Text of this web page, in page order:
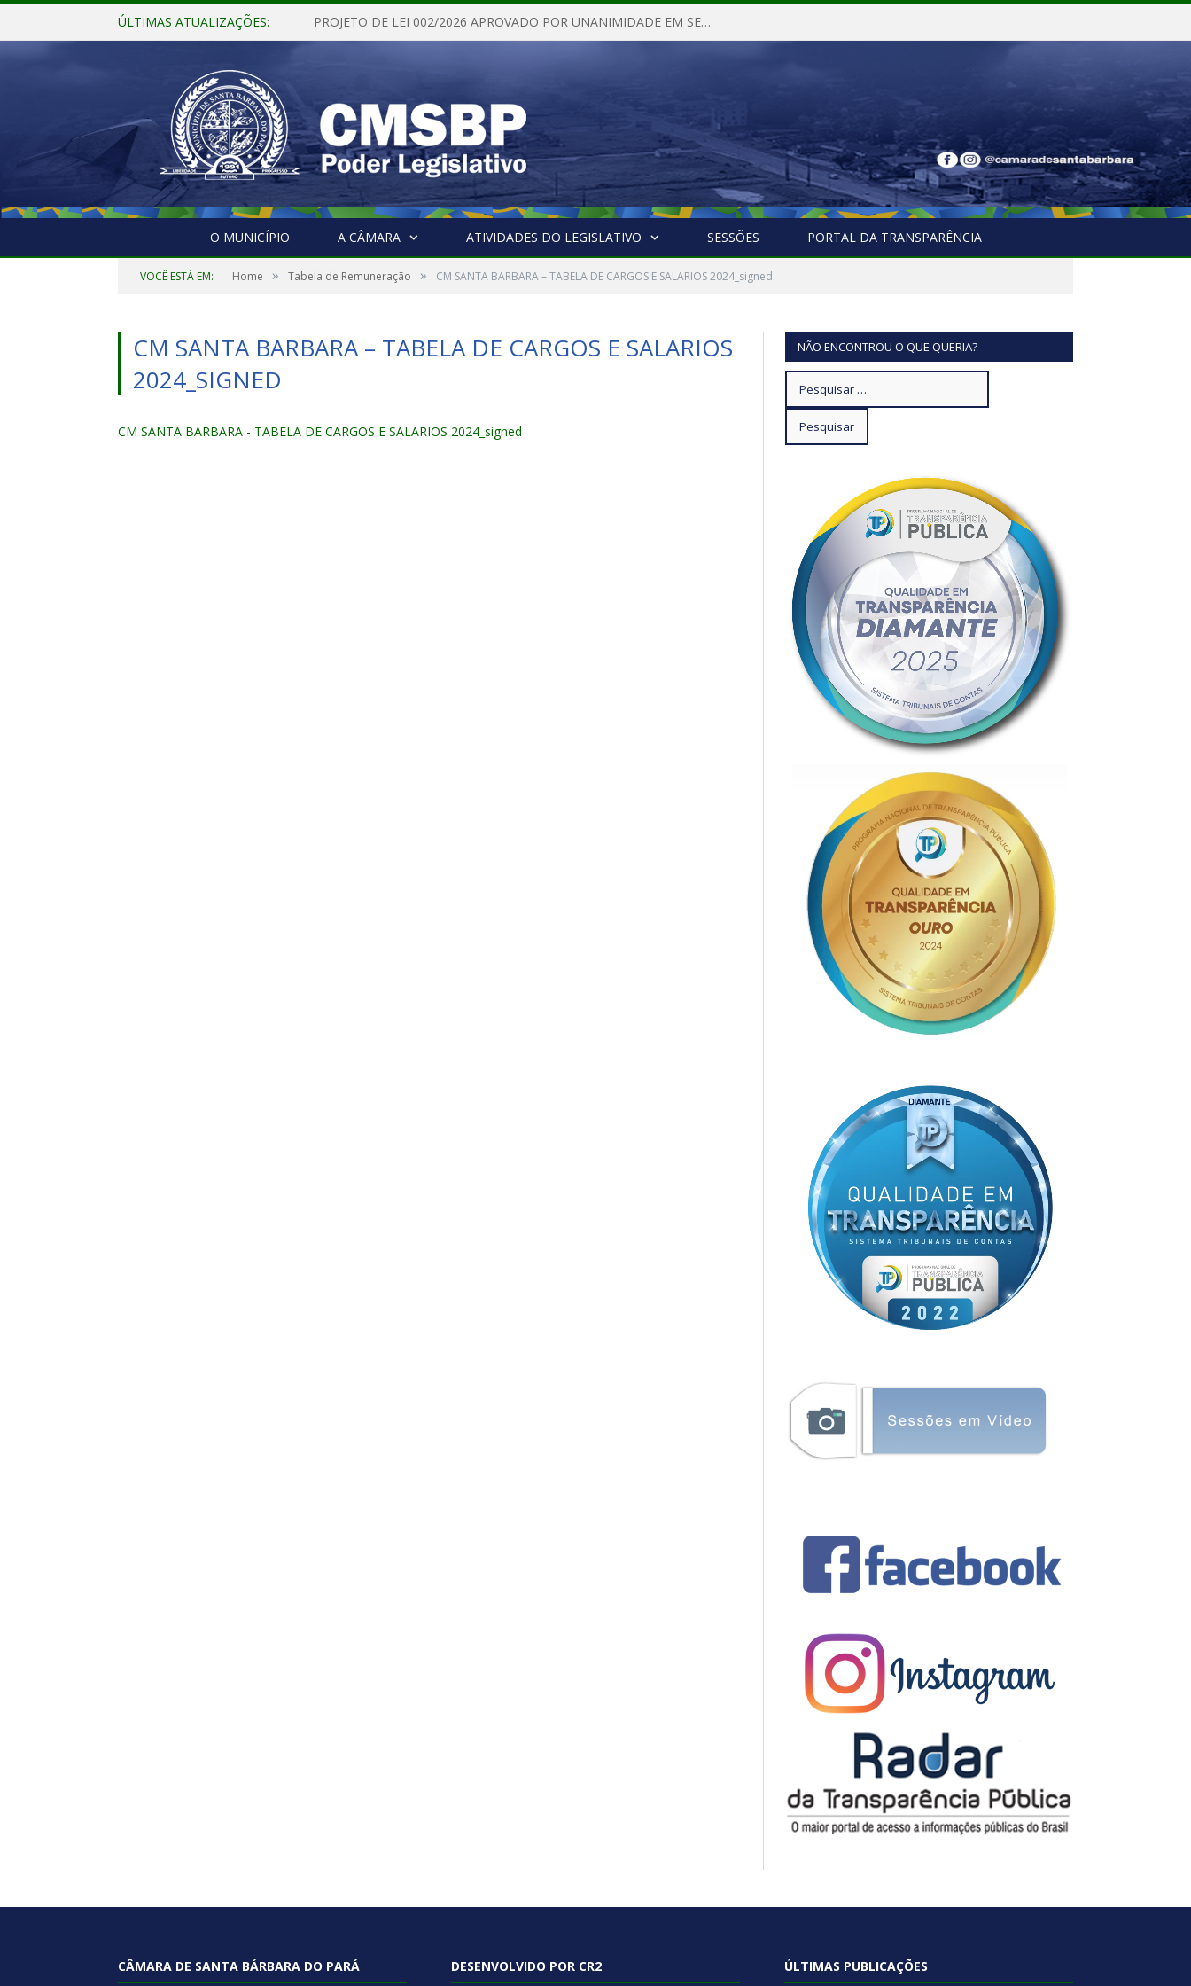
ÚLTIMAS ATUALIZAÇÕES: PROJETO DE LEI 002/2026 APROVADO POR UNANIMIDADE EM SESSÃO ORDINÁRIA NESTA QUINTA – FEIRA 28 DE MAIO DE 2026
O MUNICÍPIO A CÂMARA ATIVIDADES DO LEGISLATIVO SESSÕES PORTAL DA TRANSPARÊNCIA
VOCÊ ESTÁ EM: Home » Tabela de Remuneração » CM SANTA BARBARA – TABELA DE CARGOS E SALARIOS 2024_signed
CM SANTA BARBARA – TABELA DE CARGOS E SALARIOS
2024_SIGNED
CM SANTA BARBARA - TABELA DE CARGOS E SALARIOS 2024_signed
NÃO ENCONTROU O QUE QUERIA?
CÂMARA DE SANTA BÁRBARA DO PARÁ DESENVOLVIDO POR CR2 ÚLTIMAS PUBLICAÇÕES